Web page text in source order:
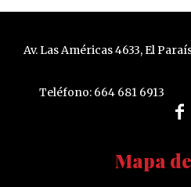
Av. Las Américas 4633, El
Teléfono: 664 681 6913
Mapa